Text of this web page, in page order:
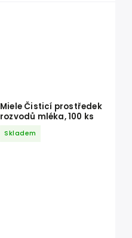
Miele Čisticí prostředek
rozvodů mléka, 100 ks
Skladem